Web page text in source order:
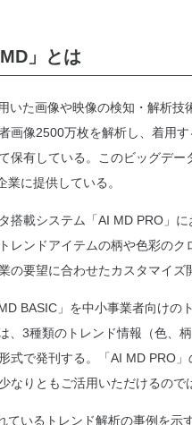
」とは
た画像や映像の検知・解析技
画像2500万枚を解析し、着用
保有している。このビッグデ
に提供している。
載システム「AI MD PRO」
レンドアイテムの柄や色彩の
の要望に合わせたカスタマイズ
BASIC」を中小事業者向けの
、3種類のトレンド情報（色、
式で発刊する。「AI MD PRO
なりともご活用いただけるので
いるトレンド解析の事例を示